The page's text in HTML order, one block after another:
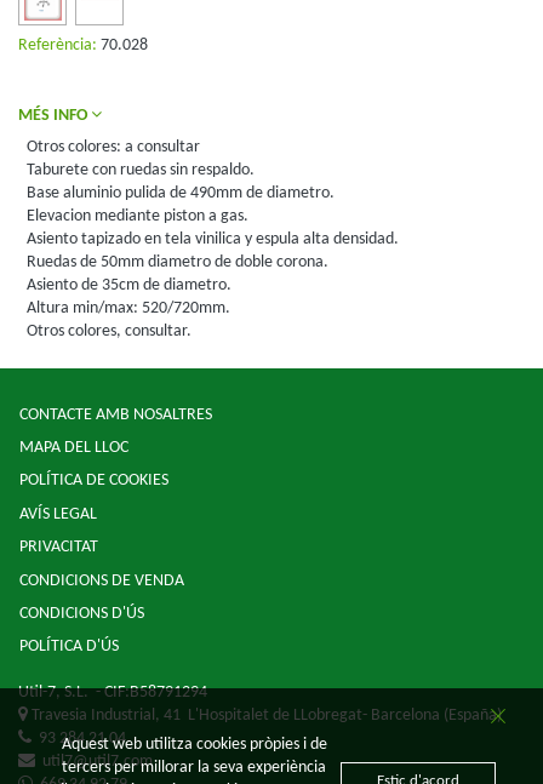
Referència: 70.028
MÉS INFO
Otros colores: a consultar
Taburete con ruedas sin respaldo.
Base aluminio pulida de 490mm de diametro.
Elevacion mediante piston a gas.
Asiento tapizado en tela vinilica y espula alta densidad.
Ruedas de 50mm diametro de doble corona.
Asiento de 35cm de diametro.
Altura min/max: 520/720mm.
Otros colores, consultar.
CONTACTE AMB NOSALTRES
MAPA DEL LLOC
POLÍTICA DE COOKIES
AVÍS LEGAL
PRIVACITAT
CONDICIONS DE VENDA
CONDICIONS D'ÚS
POLÍTICA D'ÚS
Util-7, S.L.- CIF:B58791294
Travesia Industrial, 41 L'Hospitalet de LLobregat- Barcelona (España)
93 284 21 04
util7@util7.com
Aquest web utilitza cookies pròpies i de
tercers per millorar la seva experiència